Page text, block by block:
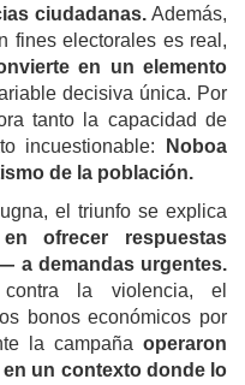
ciudadanas. Además,
fines electorales es real,
en un elemento
decisiva única. Por
tanto la capacidad de
incuestionable:
Noboa
de la población.
el triunfo se explica
ofrecer respuestas
a demandas urgentes.
la violencia, el
bonos económicos por
la campaña operaron
un contexto donde lo